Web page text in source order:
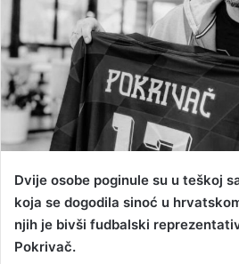
m
a
i
l
Dvije osobe poginule su u teškoj
koja se dogodila sinoć u
njih je bivši fudbalski
Pokrivač.